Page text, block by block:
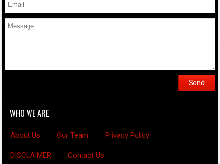
WHO WE ARE
About Us Our Team Privacy Policy
DISCLAIMER Contact Us